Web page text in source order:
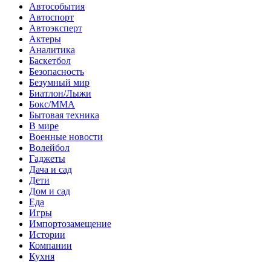
Автособытия
Автоспорт
Автоэксперт
Актеры
Аналитика
Баскетбол
Безопасность
Безумный мир
Биатлон/Лыжи
Бокс/MMA
Бытовая техника
В мире
Военные новости
Волейбол
Гаджеты
Дача и сад
Дети
Дом и сад
Еда
Игры
Импортозамещение
Истории
Компании
Кухня